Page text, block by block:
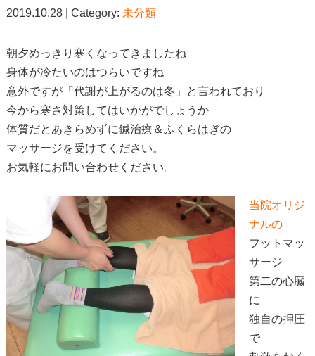
2019.10.28 | Category: 未分類
朝夕めっきり寒くなってきましたね
身体が冷たいのはつらいですね
意外ですが「代謝が上がるのは冬」と言われており
今から寒さ対策してはいかがでしょうか
体質だとあきらめずに鍼治療＆ふくらはぎの
マッサージを受けてください。
お気軽にお問い合わせください。
当院オリジ
ナルの
フットマッ
サージ
第二の心臓
に
独自の押圧
で